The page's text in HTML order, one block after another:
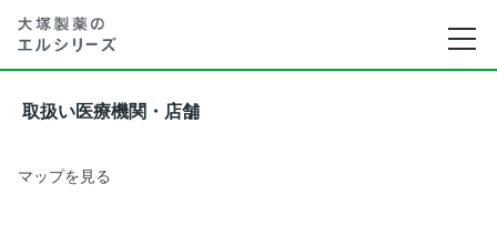
取扱い医療機関・店舗
マップを見る